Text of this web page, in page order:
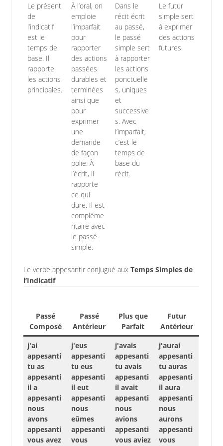
Le présent
de
l’indicatif
est le
temps de
base. Il
rapporte
les actions
principales.
À l’oral, on
emploie
l’imparfait
pour
rapporter
des actions
passées
durables et
terminées
ainsi que
pour
exprimer
une
demande
de façon
polie. À
l’écrit, il
rapporte
ce qui
dure. Il est
compléme
ntaire avec
le passé
simple.
Dans le
récit écrit
au passé,
le passé
simple sert
à rapporter
les actions
ponctuelle
s, uniques
et
successive
s. Avec
l’imparfait,
c’est le
temps de
base du
récit.
Le futur
simple sert
à exprimer
des actions
futures.
Le verbe appesantir conjugué aux Temps Simples de
l’Indicatif
Passé
Composé
Passé
Antérieur
Plus que
Parfait
Futur
Antérieur
j'ai
appesanti
tu as
appesanti
il a
appesanti
nous
avons
appesanti
vous avez
j'eus
appesanti
tu eus
appesanti
il eut
appesanti
nous
eûmes
appesanti
vous
j'avais
appesanti
tu avais
appesanti
il avait
appesanti
nous
avions
appesanti
vous aviez
j'aurai
appesanti
tu auras
appesanti
il aura
appesanti
nous
aurons
appesanti
vous